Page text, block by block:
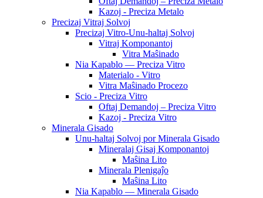
Kazoj - Preciza Metalo
Precizaj Vitraj Solvoj
Precizaj Vitro-Unu-haltaj Solvoj
Vitraj Komponantoj
Vitra Maŝinado
Nia Kapablo — Preciza Vitro
Materialo - Vitro
Vitra Maŝinado Procezo
Scio - Preciza Vitro
Oftaj Demandoj – Preciza Vitro
Kazoj - Preciza Vitro
Minerala Gisado
Unu-haltaj Solvoj por Minerala Gisado
Mineralaj Gisaj Komponantoj
Maŝina Lito
Minerala Plenigaĵo
Maŝina Lito
Nia Kapablo — Minerala Gisado